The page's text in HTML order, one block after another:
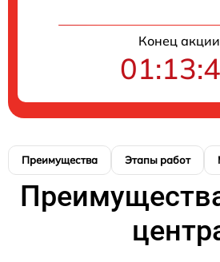
Конец акции
Преимущества Этапы работ